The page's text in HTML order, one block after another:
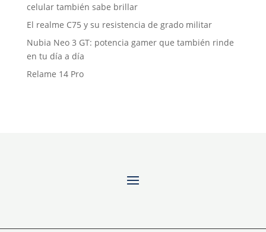
celular también sabe brillar
El realme C75 y su resistencia de grado militar
Nubia Neo 3 GT: potencia gamer que también rinde
en tu día a día
Relame 14 Pro